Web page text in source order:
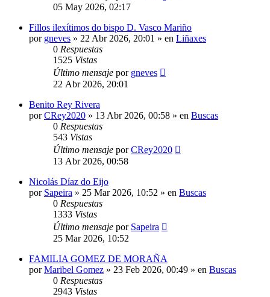
05 May 2026, 02:17
Fillos ilexítimos do bispo D. Vasco Mariño
por gneves » 22 Abr 2026, 20:01 » en Liñaxes
0 Respuestas
1525 Vistas
Último mensaje por gneves
22 Abr 2026, 20:01
Benito Rey Rivera
porCRey2020 » 13 Abr 2026, 00:58 » en Buscas
0 Respuestas
543 Vistas
Último mensaje porCRey2020
13 Abr 2026, 00:58
Nicolás Díaz do Eijo
por Sapeira » 25 Mar 2026, 10:52 » en Buscas
0 Respuestas
1333 Vistas
Último mensaje por Sapeira
25 Mar 2026, 10:52
FAMILIA GOMEZ DE MORAÑA
porMaribel Gomez » 23 Feb 2026, 00:49 » en Buscas
0 Respuestas
2943 Vistas